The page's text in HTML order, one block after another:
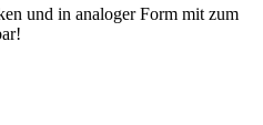
und in analoger Form mit zum